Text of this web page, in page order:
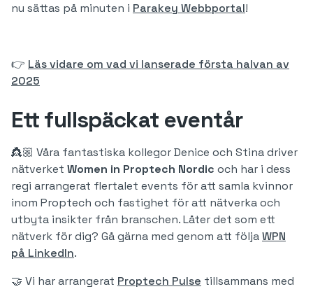
nu sättas på minuten i Parakey Webbportal!
👉 Läs vidare om vad vi lanserade första halvan av
2025
Ett fullspäckat eventår
👸🏼 Våra fantastiska kollegor Denice och Stina driver
nätverket Women in Proptech Nordic och har i dess
regi arrangerat flertalet events för att samla kvinnor
inom Proptech och fastighet för att nätverka och
utbyta insikter från branschen. Låter det som ett
nätverk för dig? Gå gärna med genom att följaWPN
på LinkedIn.
🤝 Vi har arrangerat Proptech Pulse tillsammans med